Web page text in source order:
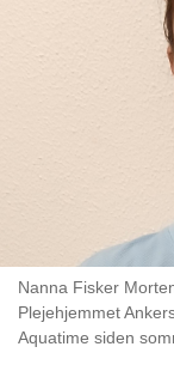
Nanna Fisker
Plejehjemmet
Aquatime siden